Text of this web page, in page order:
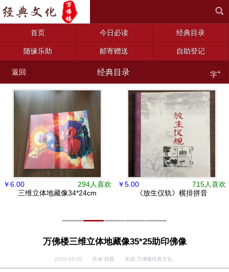
首页 今日必读 经典目录
随缘乐助 邮寄赠送 自助登记
返回 经典目录 字+
294人喜欢
￥6.00
三维立体地藏像34*24cm
715人喜欢
￥5.00
《放生仪轨》横排拼音
万佛楼三维立体地藏像35*25助印佛像
2024-03-20 作者:转载 来源:万佛楼经典文化